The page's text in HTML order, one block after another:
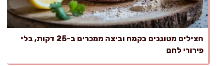
חצילים מטוגנים בקמח וביצה ממכרים ב-25 דקות, בלי
פירורי לחם